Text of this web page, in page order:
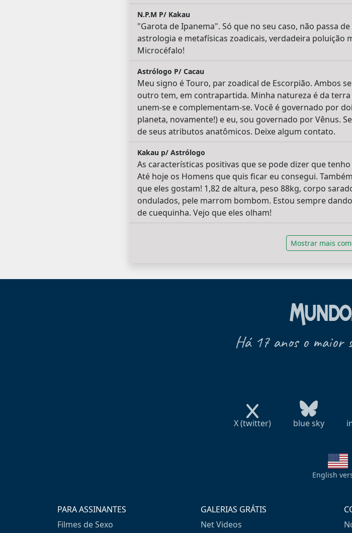
N.P.M P/ Kakau
"Garota de Ipanema". Só que no seu caso, não passa
astrologia e metafísicas zoadicais, verdadeira poluição
Microcéfalo!
Astrólogo P/ Cacau
Meu signo é Touro, par zoadical de Escorpião. Ambos
outro tem, em contrapartida. Minha natureza é da terra
unem-se e complementam-se. Você é governado por
planeta, novamente!) e eu, sou governado por Vênus.
de seus atributos anatômicos. Deixe algum contato.
Kakau p/ Astrólogo
As características positivas que se pode dizer que
Até hoje os Homens que quis ficar eu consegui.
que eles gostam! 1,82 de altura, peso 88kg, corpo
ondulados, pele marrom bombom. Estou sempre
de cuequinha. Vejo que eles olham!
Mostrar mais
Há 17 anos o maior
X (twitter) blue sky
English
PARA ASSINANTES
Filmes de Sexo
GALERIAS GRÁTIS
Net Videos